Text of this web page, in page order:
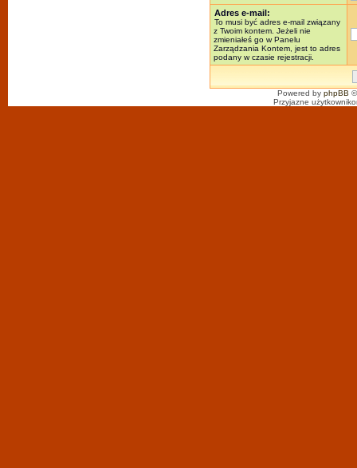
Adres e-mail:
To musi być adres e-mail związany
z Twoim kontem. Jeżeli nie
zmieniałeś go w Panelu
Zarządzania Kontem, jest to adres
podany w czasie rejestracji.
Powered by phpBB
Przyjazne